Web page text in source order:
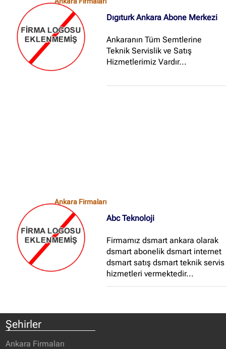
Dıgıturk Ankara Abone Merkezi
Ankaranın Tüm Semtlerine
Teknik Servislik ve Satış
Hizmetlerimiz Vardır...
Ankara Firmaları
Abc Teknoloji
Firmamız dsmart ankara olarak
dsmart abonelik dsmart internet
dsmart satış dsmart teknik servis
hizmetleri vermektedir...
Şehirler
Ankara Firmaları
İzmir Firmaları